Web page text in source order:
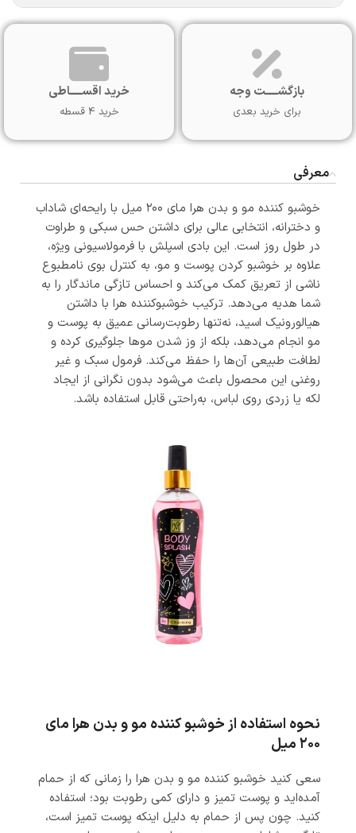
بازگشـــــت وجه
برای خرید بعدی
خرید اقســـــاطی
خرید 4 قسطه
معرفی
خوشبو کننده مو و بدن هرا مای ۲۰۰ میل با رایحه‌ای شاداب
و دخترانه، انتخابی عالی برای داشتن حس سبکی و طراوت
در طول روز است. این بادی اسپلش با فرمولاسیونی ویژه،
علاوه بر خوشبو کردن پوست و مو، به کنترل بوی نامطبوع
ناشی از تعریق کمک می‌کند و احساس تازگی ماندگار را به
شما هدیه می‌دهد. ترکیب خوشبوکننده هرا با داشتن
هیالورونیک اسید، نه‌تنها رطوبت‌رسانی عمیق به پوست و
مو انجام می‌دهد، بلکه از وز شدن موها جلوگیری کرده و
لطافت طبیعی آن‌ها را حفظ می‌کند. فرمول سبک و غیر
روغنی این محصول باعث می‌شود بدون نگرانی از ایجاد
لکه یا زردی روی لباس، به‌راحتی قابل استفاده باشد.
نحوه استفاده از خوشبو کننده مو و بدن هرا مای
۲۰۰ میل
سعی کنید خوشبو کننده مو و بدن هرا را زمانی که از حمام
آمده‌اید و پوست تمیز و دارای کمی رطوبت بود؛ استفاده
کنید. چون پس از حمام به دلیل اینکه پوست تمیز است،